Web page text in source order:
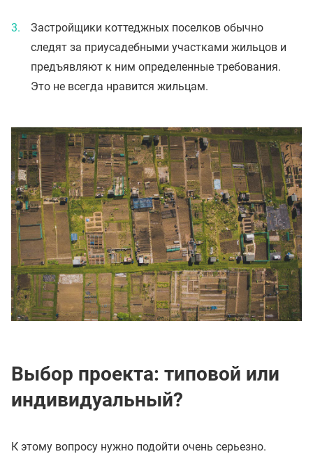
Застройщики коттеджных поселков обычно
следят за приусадебными участками жильцов и
предъявляют к ним определенные требования.
Это не всегда нравится жильцам.
Выбор проекта: типовой или
индивидуальный?
К этому вопросу нужно подойти очень серьезно.